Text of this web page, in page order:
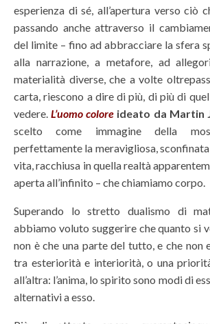
esperienza di sé, all’apertura verso ciò
passando anche attraverso il
del limite – fino ad abbracciare la sfera
alla narrazione, a metafore, ad
materialità diverse, che a volte
carta, riescono a dire di più, di più di
vedere.L’uomo colore ideato da Martin
scelto come immagine della
perfettamente la meravigliosa,
vita, racchiusa in quella realtà
aperta all’infinito – che chiamiamo corpo.
Superando lo stretto dualismo di
abbiamo voluto suggerire che quanto si
non è che una parte del tutto, e che non
tra esteriorità e interiorità, o una
all’altra: l’anima, lo spirito sono modi di
alternativi a esso.